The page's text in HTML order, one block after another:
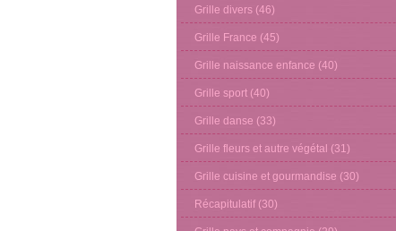
Grille divers (46)
Grille France (45)
Grille naissance enfance (40)
Grille sport (40)
Grille danse (33)
Grille fleurs et autre végétal (31)
Grille cuisine et gourmandise (30)
Récapitulatif (30)